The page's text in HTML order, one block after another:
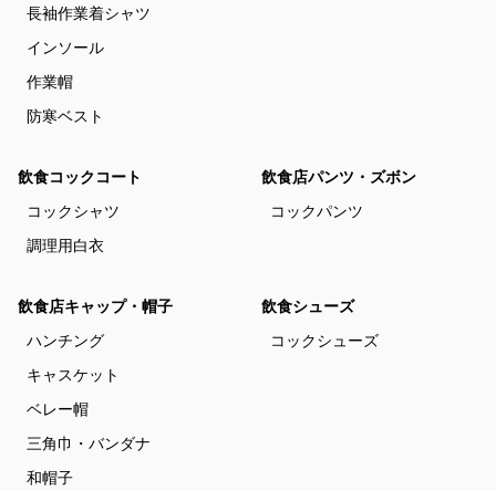
長袖作業着シャツ
インソール
作業帽
防寒ベスト
飲食コックコート
コックシャツ
調理用白衣
飲食店パンツ・ズボン
コックパンツ
飲食店キャップ・帽子
ハンチング
キャスケット
ベレー帽
三角巾・バンダナ
和帽子
飲食シューズ
コックシューズ